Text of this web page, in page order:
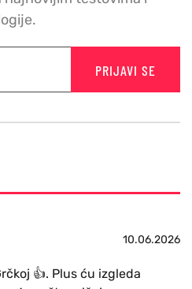
PRIJAVI SE
10.06.2026
👍. Plus ću izgleda